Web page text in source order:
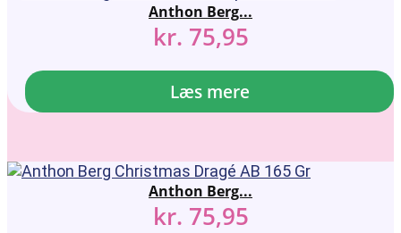
Anthon Berg...
kr. 75,95
Læs mere
Anthon Berg...
kr. 75,95